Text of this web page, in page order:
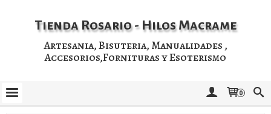
Tienda Rosario - Hilos Macrame
Artesania, Bisuteria, Manualidades ,
Accesorios,Fornituras y Esoterismo
0